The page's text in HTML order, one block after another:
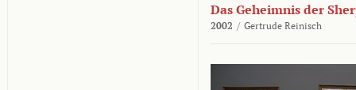
Das Geheimnis der
2002 / Gertrude Reinisch